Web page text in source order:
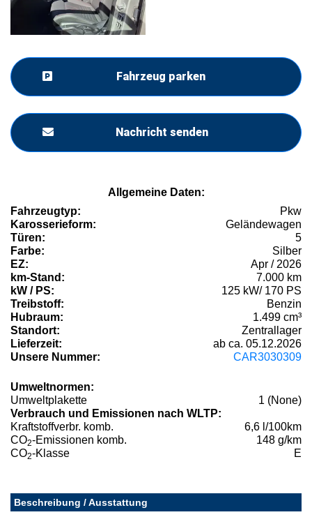
Fahrzeug parken
Nachricht senden
Allgemeine Daten:
Fahrzeugtyp:
Pkw
Karosserieform:
Geländewagen
Türen:
5
Farbe:
Silber
EZ:
Apr / 2026
km-Stand:
7.000 km
kW / PS:
125 kW/ 170 PS
Treibstoff:
Benzin
Hubraum:
1.499 cm³
Standort:
Zentrallager
Lieferzeit:
ab ca. 05.12.2026
Unsere Nummer:
CAR3030309
Umweltnormen:
Umweltplakette
1 (None)
Verbrauch und Emissionen nach WLTP:
Kraftstoffverbr. komb.
6,6 l/100km
CO2-Emissionen komb.
148 g/km
CO2-Klasse E
Beschreibung / Ausstattung